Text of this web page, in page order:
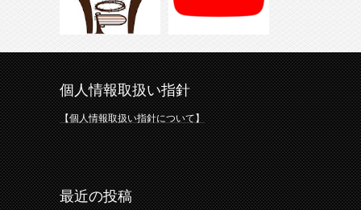
個人情報取扱い指針
【個人情報取扱い指針について】
最近の投稿